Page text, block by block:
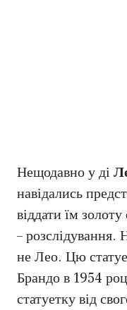
Нещодавно у ді
навідались
віддати їм
– розслідування.
не Лео. Цю
Брандо в 1954
статуетку від